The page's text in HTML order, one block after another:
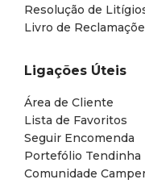
Resolução de
Livro de
Ligações Úteis
Área de Cliente
Lista de Favoritos
Seguir Encomenda
Portefólio Tendinha
Comunidade